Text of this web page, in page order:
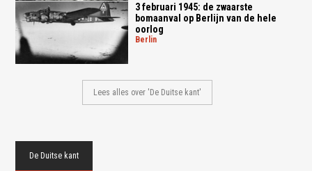
3 februari 1945: de zwaarste
bomaanval op Berlijn van de hele
oorlog
berlin
Lees alles over 'De Duitse kant'
De Duitse kant